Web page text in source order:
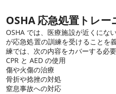
OSHA 応急処置トレー
OSHA では、医療施設が近くにな
が応急処置の訓練を受けることを
練では、次の内容をカバーする必要
CPR と AED の使用
傷や火傷の治療
骨折や捻挫の対処
窒息事故への対応